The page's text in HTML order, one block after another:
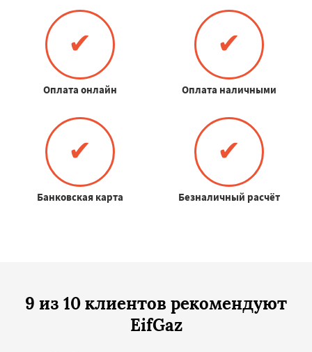
✔
Оплата онлайн
✔
Оплата наличными
✔
Банковская карта
✔
Безналичный расчёт
9 из 10 клиентов рекомендуют
EifGaz